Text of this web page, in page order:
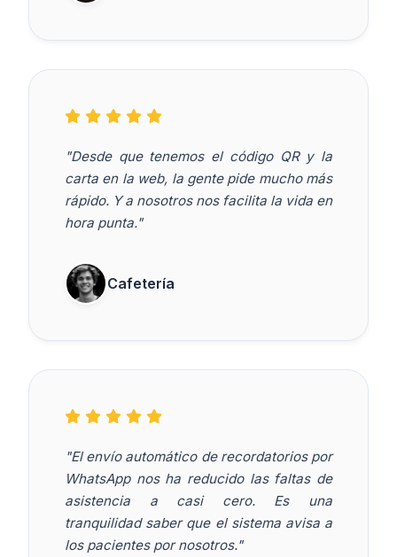
"Desde que tenemos el código QR y la
carta en la web, la gente pide mucho más
rápido. Y a nosotros nos facilita la vida en
hora punta."
Cafetería
"El envío automático de recordatorios por
WhatsApp nos ha reducido las faltas de
asistencia a casi cero. Es una
tranquilidad saber que el sistema avisa a
los pacientes por nosotros."